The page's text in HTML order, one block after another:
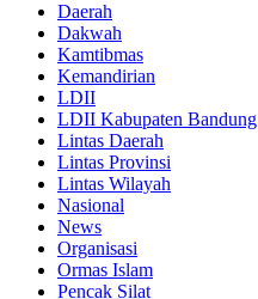
Daerah
Dakwah
Kamtibmas
Kemandirian
LDII
LDII Kabupaten Bandung
Lintas Daerah
Lintas Provinsi
Lintas Wilayah
Nasional
News
Organisasi
Ormas Islam
Pencak Silat